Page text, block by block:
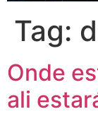
Tag:
Onde
ali